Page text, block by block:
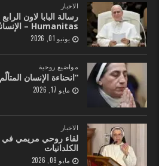
الاخبار
Humanitas – الإنسانيّة الرائعة»
يونيو 01, 2026
مواضيع روحية
“انحناءة الإنسان
مايو 17, 2026
الاخبار
لقاء روحي مريمي في
الكلدانيات
مايو 09, 2026